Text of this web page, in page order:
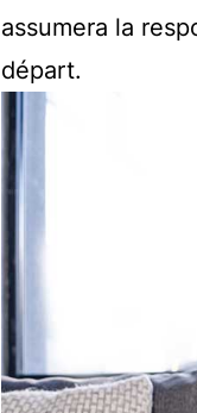
assumera la
départ.